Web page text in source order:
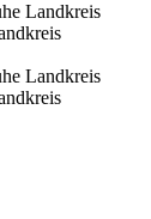
Landkreis
Landkreis